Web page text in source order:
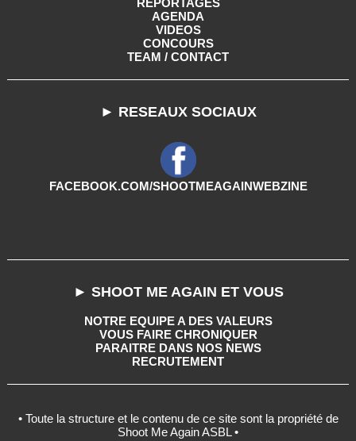
REPORTAGES
AGENDA
VIDEOS
CONCOURS
TEAM / CONTACT
► RESEAUX SOCIAUX
FACEBOOK.COM/SHOOTMEAGAINWEBZINE
► SHOOT ME AGAIN ET VOUS
NOTRE EQUIPE A DES VALEURS
VOUS FAIRE CHRONIQUER
PARAITRE DANS NOS NEWS
RECRUTEMENT
• Toute la structure et le contenu de ce site sont la propriété de
Shoot Me Again ASBL •